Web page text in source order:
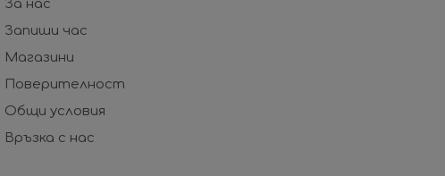
За нас
Запиши час
Магазини
Поверителност
Общи условия
Връзка с нас